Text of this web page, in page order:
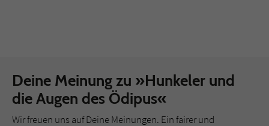
Deine Meinung zu »Hunkeler und
die Augen des Ödipus«
Wir freuen uns auf Deine Meinungen. Ein fairer und